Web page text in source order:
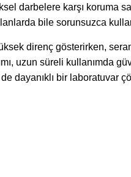
darbelere karşı koruma
bile sorunsuzca
direnç gösterirken,
uzun süreli kullanımda
dayanıklı bir laboratuvar